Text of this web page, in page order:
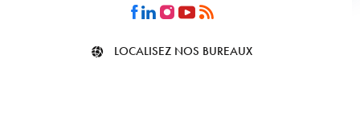
LOCALISEZ NOS BUREAUX